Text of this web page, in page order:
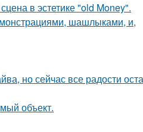
в эстетике "old Money".
шашлыками, и,
но сейчас все радости
объект.